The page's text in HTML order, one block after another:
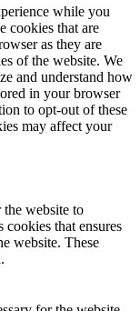
while you
cookies that are
as they are
of the website. We
and understand how
in your browser
to opt-out of these
may affect your
the website to
that ensures
website. These